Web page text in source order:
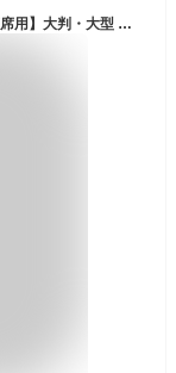
ペット ドライブシート【セカンドシート、後部座席用】大判・大型 ペット用ドライブシート カーシート シートカバー 可視メッシュ窓 ベルト付き 防水シート 取り付け簡単 雨の日 アウトドア 海の帰り おしっこや泥汚れに最適 水洗いOK 新車用 車のシート 汚れ防止